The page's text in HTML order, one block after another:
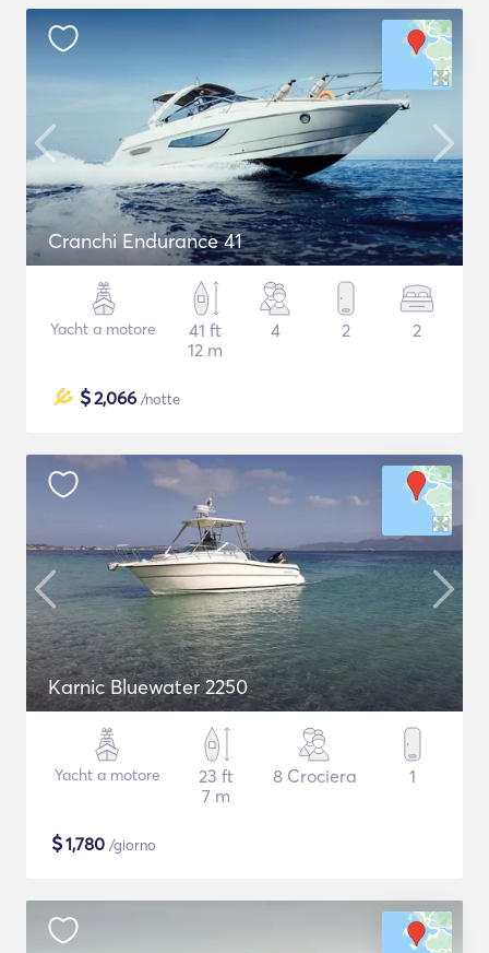
Cranchi Endurance 41
Yacht a motore
41 ft
12 m
4 2 2
$2,066 /notte
Karnic Bluewater 2250
Yacht a motore
23 ft
7 m
8 Crociera 1
$1,780 /giorno